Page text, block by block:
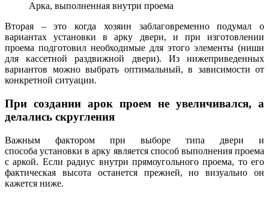
Арка, выполненная внутри проема
Вторая – это когда хозяин заблаговременно подумал о
вариантах установки в арку двери, и при изготовлении
проема подготовил необходимые для этого элементы (ниши
для кассетной раздвижной двери). Из нижеприведенных
вариантов можно выбрать оптимальный, в зависимости от
конкретной ситуации.
При создании арок проем не увеличивался, а
делались скругления
Важным фактором при выборе типа двери и
способа установки в арку является способ выполнения проема
с аркой. Если радиус внутри прямоугольного проема, то его
фактическая высота останется прежней, но визуально он
кажется ниже.